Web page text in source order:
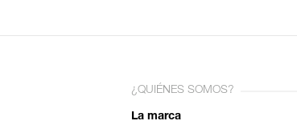
¿QUIÉNES SOMOS?
La marca